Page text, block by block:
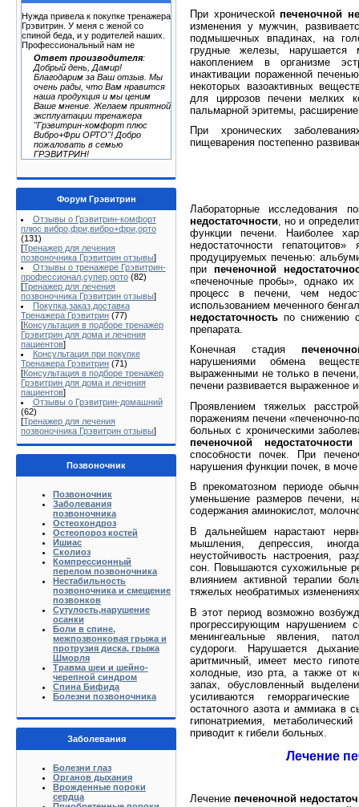
Нужда привела к покупке тренажера
Грэвитрин. У меня с женой со
спиной беда, и у родителей наших.
Профессиональный нам не
Ответ производителя:
Добрый день, Дамир!
Благодарим за Ваш отзыв. Мы
очень рады, что Вам нравится
наша продукция и мы ценим
Ваше мнение. Желаем приятной
эксплуатации тренажера
"Грэвитрин-комфорт плюс
Вибро+Фри ОРТО"! Добро
пожаловать в семью
ГРЭВИТРИН!
Форум Грэвитрин
Отзывы о Грэвитрин-комфорт
плюс вибро,фри,вибро+фри,орто
(131)
[Тренажер для лечения
позвоночника Грэвитрин отзывы]
Отзывы о тренажере Грэвитрин-
профессионал,супер,орто (82)
[Тренажер для лечения
позвоночника Грэвитрин отзывы]
Покупка,заказ,доставка
Тренажера Грэвитрин (77)
[Консультация в подборе тренажер
Грэвитрин для дома и лечения
пациентов]
Консультация при покупке
Тренажера Грэвитрин (71)
[Консультация в подборе тренажер
Грэвитрин для дома и лечения
пациентов]
Отзывы о Грэвитрин-домашний
(62)
[Тренажер для лечения
позвоночника Грэвитрин отзывы]
Позвоночник
Позвоночник
Заболевания
позвоночника
Остеохондроз
Остеопороз костей
Ишиас
Сколиоз
Компрессионный
перелом позвоночника
Нестабильность
позвоночника и смещение
позвонков
Сутулость,нарушение
осанки
Боли в спине,
межпозвонковая грыжа и
протрузия диска, грыжа
Шморля
Травма шеи и шейно-
черепной синдром
Спина Бифида
Болезни позвоночника
Заболевания
Болезни глаз
Органов дыхания
Врожденные пороки
сердца
При хроническойпеченочной
изменения у мужчин,
подмышечных впади­нах, на
грудные железы, нарушается
накоплением в организме
инактивации пора­женной
некоторых вазоактивных
для циррозов печени мелких
пальмарной эритемы,
При хронических
пищеварения посте­пенно
Лабораторные исследования
недостаточности , но и
функции печени. Наиболее
недостаточности
продуцируемых печенью:
при печеночной
«печеноч­ные пробы», однако их
процесс в печени, чем
использованием меченного
недостаточность по снижению
препарата.
Конечная стадия
нарушениями обмена
выраженными не только в
печени развивается выраженное
Проявлением тяжелых
поражениям печени «печеночно-
больных с хронически­ми
печеночной недостаточности
способности почек. При
нарушения функции почек, в
В прекоматозном периоде
уменьше­ние размеров печени,
содержания амино­кислот,
В дальнейшем нарастают
мышле­ния, депрессия,
неустойчивость настроения,
сон. Повышаются сухожильные
влиянием активной терапии
тяжелых необратимых
В этот период возможно
прогрессирующим нарушением
менингеальные явления,
судороги. Нарушается
аритмичный, имеет место
холодные, изо рта, а также от
запах, обусловленный
усиливаются
остаточного азота и аммиака в
гипонатриемия,
приводит к гибели больных.
Лечение
Лечение печеночной